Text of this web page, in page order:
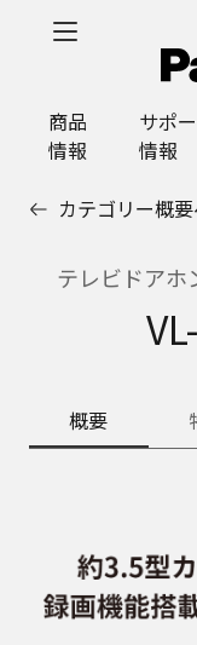
商品
情報
サポ
情報
カテゴリー概
テレビドアホ
概要